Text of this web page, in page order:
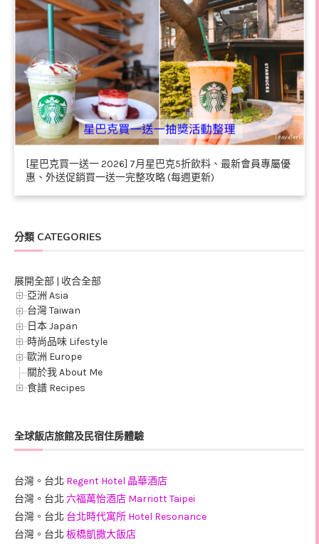
[星巴克買一送一 2026] 7月星巴克5折飲料、最新會員專屬優
惠、外送促銷買一送一完整攻略 (每週更新)
分類 CATEGORIES
展開全部 | 收合全部
亞洲 Asia
台灣 Taiwan
日本 Japan
時尚品味 Lifestyle
歐洲 Europe
關於我 About Me
食譜 Recipes
全球飯店旅館及民宿住房體驗
台灣。台北 Regent Hotel 晶華酒店
台灣。台北 六福萬怡酒店 Marriott Taipei
台灣。台北 台北時代寓所 Hotel Resonance
台灣。台北 板橋凱撒大飯店